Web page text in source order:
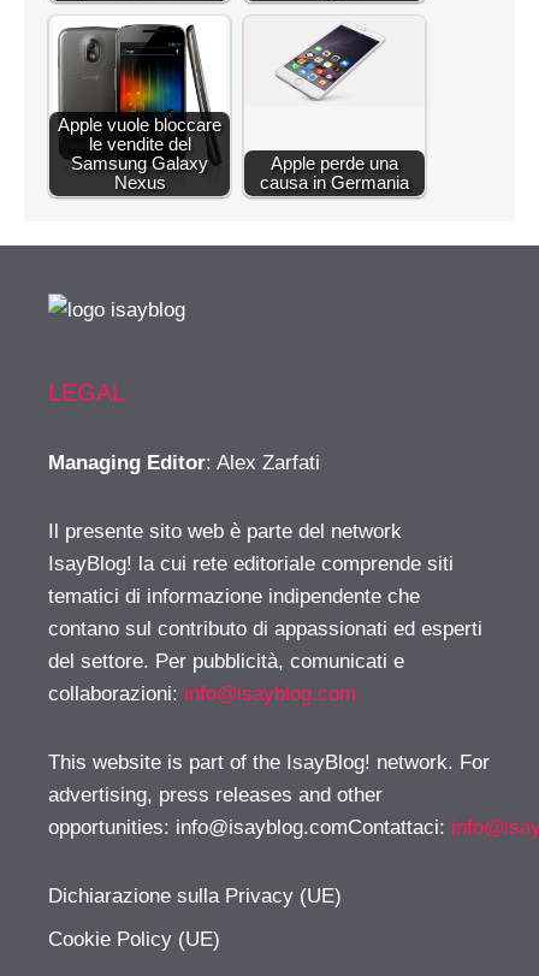
Apple vuole bloccare
le vendite del
Samsung Galaxy
Nexus
Apple perde una
causa in Germania
LEGAL
Managing Editor: Alex Zarfati
Il presente sito web è parte del network
IsayBlog! la cui rete editoriale comprende siti
tematici di informazione indipendente che
contano sul contributo di appassionati ed esperti
del settore. Per pubblicità, comunicati e
collaborazioni: info@isayblog.com
This website is part of the IsayBlog! network. For
advertising, press releases and other
opportunities: info@isayblog.comContattaci:
Dichiarazione sulla Privacy (UE)
Cookie Policy (UE)